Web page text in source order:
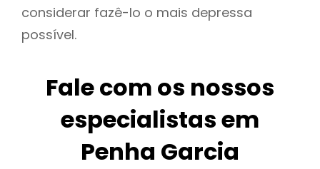
considerar fazê-lo o mais depressa
possível.
Fale com os nossos
especialistas em
Penha Garcia